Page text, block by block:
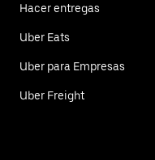
Hacer entregas
Uber Eats
Uber para Empresas
Uber Freight